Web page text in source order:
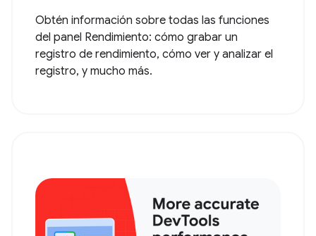
Obtén información sobre todas las funciones
del panel Rendimiento: cómo grabar un
registro de rendimiento, cómo ver y analizar el
registro, y mucho más.